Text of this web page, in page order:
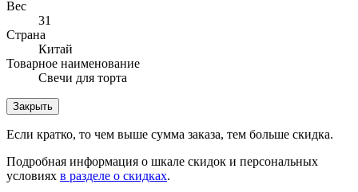
Вес
31
Страна
Китай
Товарное наименование
Свечи для торта
Закрыть
Если кратко, то чем выше сумма заказа, тем больше скидка.
Подробная информация о шкале скидок и персональных
условиях в разделе о скидках.